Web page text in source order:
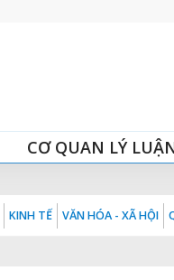
CƠ QUAN LÝ
KINH TẾ VĂN HÓA - XÃ HỘI